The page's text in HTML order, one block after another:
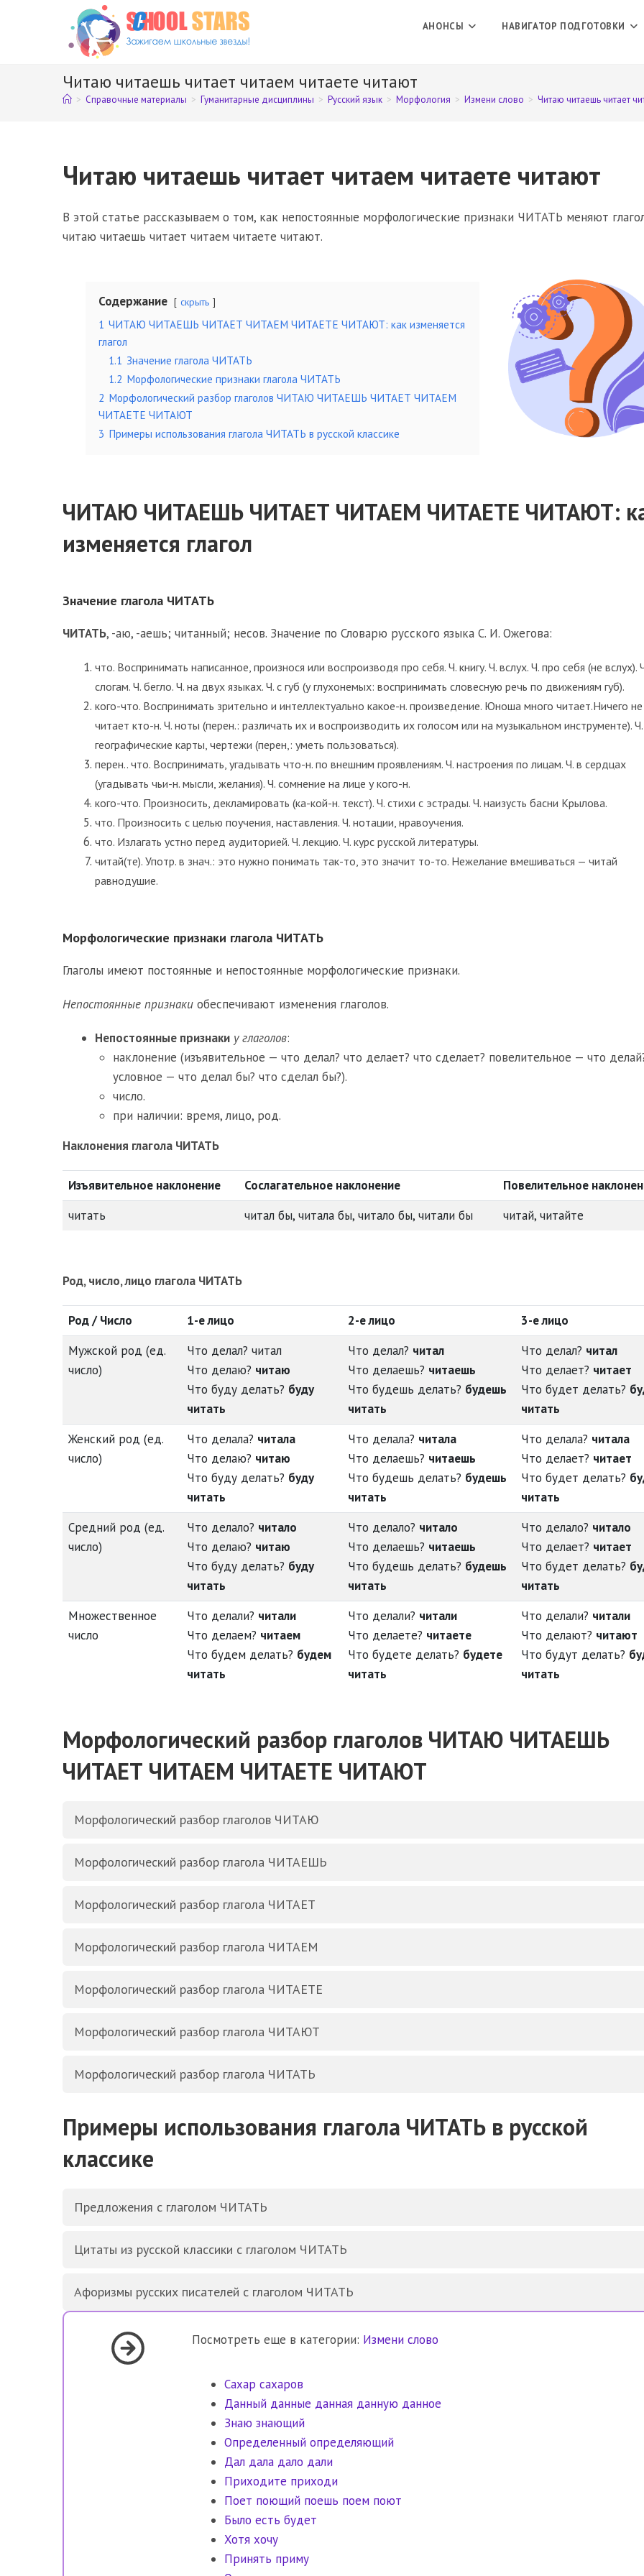
АНОНСЫ НАВИГАТОР ПОДГОТОВКИ
Читаю читаешь читает читаем читаете читают
> Справочные материалы > Гуманитарные дисциплины > Русский язык > Морфология > Измени слово > Читаю читаешь читает
Читаю читаешь читает читаем читаете читают
В этой статье рассказываем о том, как непостоянные морфологические признаки ЧИТАТЬ меняют
читаю читаешь читает читаем читаете читают.
Содержание скрыть
1 ЧИТАЮ ЧИТАЕШЬ ЧИТАЕТ ЧИТАЕМ ЧИТАЕТЕ ЧИТАЮТ: как изменяется
глагол
1.1 Значение глагола ЧИТАТЬ
1.2 Морфологические признаки глагола ЧИТАТЬ
2 Морфологический разбор глаголов ЧИТАЮ ЧИТАЕШЬ ЧИТАЕТ ЧИТАЕМ
ЧИТАЕТЕ ЧИТАЮТ
3 Примеры использования глагола ЧИТАТЬ в русской классике
ЧИТАЮ ЧИТАЕШЬ ЧИТАЕТ ЧИТАЕМ ЧИТАЕТЕ ЧИТАЮТ:
изменяется глагол
Значение глагола ЧИТАТЬ
ЧИТАТЬ, -аю, -аешь; читанный; несов. Значение по Словарю русского языка С. И. Ожегова:
что. Воспринимать написанное, произнося или воспроизводя про себя. Ч. книгу. Ч. вслух. Ч. про себя (не вслух).
слогам. Ч. бегло. Ч. на двух языках. Ч. с губ (у глухонемых: воспринимать словесную речь по движениям губ).
кого-что. Воспринимать зрительно и интеллектуально какое-н. произведение. Юноша много читает.Ничего не
читает кто-н. Ч. ноты (перен.: различать их и воспроизводить их голосом или на музыкальном инструменте). Ч.
географические карты, чертежи (перен,: уметь пользоваться).
перен.. что. Воспринимать, угадывать что-н. по внешним проявлениям. Ч. настроения по лицам. Ч. в сердцах
(угадывать чьи-н. мысли, желания). Ч. сомнение на лице у кого-н.
кого-что. Произносить, декламировать (ка-кой-н. текст). Ч. стихи с эстрады. Ч. наизусть басни Крылова.
что. Произносить с целью поучения, наставления. Ч. нотации, нравоучения.
что. Излагать устно перед аудиторией. Ч. лекцию. Ч. курс русской литературы.
читай(те). Употр. в знач.: это нужно понимать так-то, это значит то-то. Нежелание вмешиваться — читай
равнодушие.
Морфологические признаки глагола ЧИТАТЬ
Глаголы имеют постоянные и непостоянные морфологические признаки.
Непостоянные признаки обеспечивают изменения глаголов.
Непостоянные признаки у глаголов:
наклонение (изъявительное — что делал? что делает? что сделает? повелительное — что
условное — что делал бы? что сделал бы?).
число.
при наличии: время, лицо, род.
Наклонения глагола ЧИТАТЬ
Изъявительное наклонение Сослагательное наклонение
Повелительное
читать
читал бы, читала бы, читало бы, читали бы читай, читайте
Род, число, лицо глагола ЧИТАТЬ
Род / Число 1-е лицо 2-е лицо
3-е лицо
Мужской род (ед.
число)
Что делал? читал
Что делаю? читаю
Что буду делать? буду
читать
Что делал? читал
Что делаешь? читаешь
Что будешь делать? будешь
читать
Что делал? читал
Что делает? читает
Что будет делать?
читать
Женский род (ед.
число)
Что делала? читала
Что делаю? читаю
Что буду делать? буду
читать
Что делала? читала
Что делаешь? читаешь
Что будешь делать? будешь
читать
Что делала? читала
Что делает? читает
Что будет делать?
читать
Средний род (ед.
число)
Что делало? читало
Что делаю? читаю
Что буду делать? буду
читать
Что делало? читало
Что делаешь? читаешь
Что будешь делать? будешь
читать
Что делало? читало
Что делает? читает
Что будет делать?
читать
Множественное
число
Что делали? читали
Что делаем? читаем
Что будем делать? будем
читать
Что делали? читали
Что делаете? читаете
Что будете делать? будете
читать
Что делали? читали
Что делают? читают
Что будут делать?
читать
Морфологический разбор глаголов ЧИТАЮ ЧИТАЕШЬ
ЧИТАЕТ ЧИТАЕМ ЧИТАЕТЕ ЧИТАЮТ
Морфологический разбор глаголов ЧИТАЮ
Морфологический разбор глагола ЧИТАЕШЬ
Морфологический разбор глагола ЧИТАЕТ
Морфологический разбор глагола ЧИТАЕМ
Морфологический разбор глагола ЧИТАЕТЕ
Морфологический разбор глагола ЧИТАЮТ
Морфологический разбор глагола ЧИТАТЬ
Примеры использования глагола ЧИТАТЬ в русской
классике
Предложения с глаголом ЧИТАТЬ
Цитаты из русской классики с глаголом ЧИТАТЬ
Афоризмы русских писателей с глаголом ЧИТАТЬ
Посмотреть еще в категории: Измени слово
Сахар сахаров
Данный данные данная данную данное
Знаю знающий
Определенный определяющий
Дал дала дало дали
Приходите приходи
Поет поющий поешь поем поют
Было есть будет
Хотя хочу
Принять приму